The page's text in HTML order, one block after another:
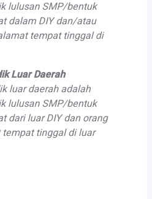
lulusan SMP/bentuk
dalam DIY dan/atau
tempat tinggal di
Luar Daerah
luar daerah adalah
lulusan SMP/bentuk
dari luar DIY dan orang
tinggal di luar